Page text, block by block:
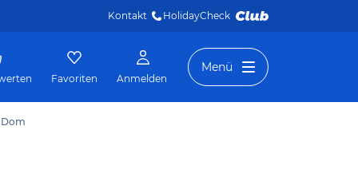
Kontakt HolidayCheck
Favoriten Anmelden
Menü